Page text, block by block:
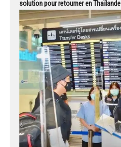
solution pour retourner en Thaïlande